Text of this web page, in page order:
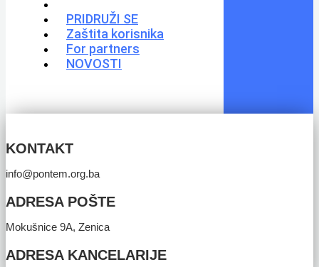
PRIDRUŽI SE
Zaštita korisnika
For partners
NOVOSTI
KONTAKT
info@pontem.org.ba
ADRESA POŠTE
Mokušnice 9A, Zenica
ADRESA KANCELARIJE